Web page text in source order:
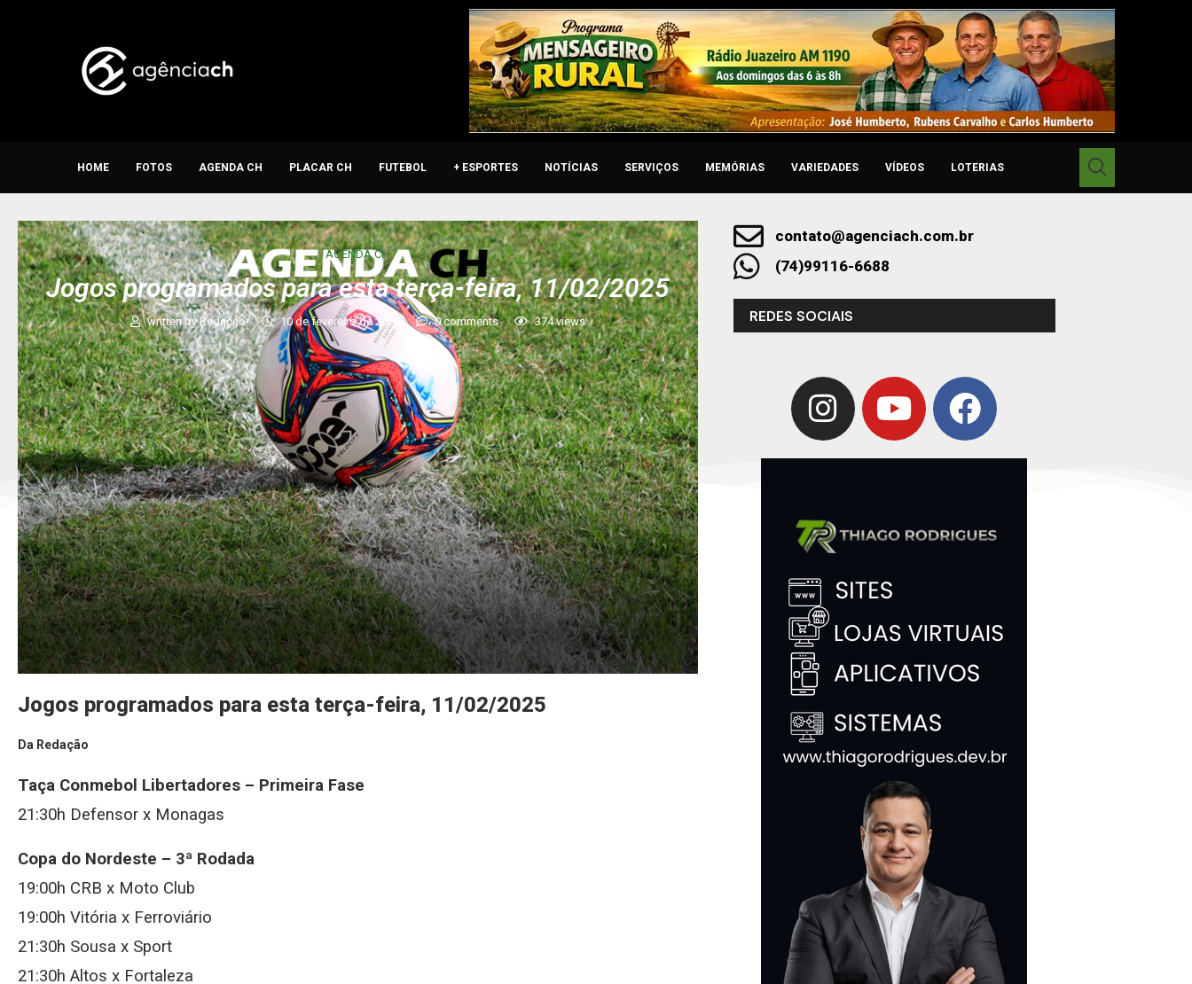
HOME FOTOS AGENDA CH PLACAR CH FUTEBOL + ESPORTES NOTÍCIAS SERVIÇOS MEMÓRIAS VARIEDADES VÍDEOS LOTERIAS
AGENDA CH
Jogos programados para esta terça-feira, 11/02/2025
written byRedação 10 de fevereiro de 2025 0 comments 374views
Jogos programados para esta terça-feira, 11/02/2025
Da Redação
Taça Conmebol Libertadores – Primeira Fase
21:30h Defensor x Monagas
Copa do Nordeste – 3ª Rodada
19:00h CRB x Moto Club
19:00h Vitória x Ferroviário
21:30h Sousa x Sport
21:30h Altos x Fortaleza
contato@agenciach.com.br
(74)99116-6688
REDES SOCIAIS